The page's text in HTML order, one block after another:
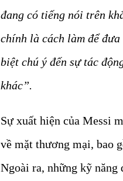
đang có tiếng nói trên
chính là cách làm để
biệt chú ý đến sự tác
khác”.
Sự xuất hiện của Messi
về mặt thương mại, bao
Ngoài ra, những kỹ năng